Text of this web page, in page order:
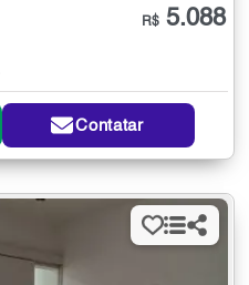
R$ 5.088
Contatar